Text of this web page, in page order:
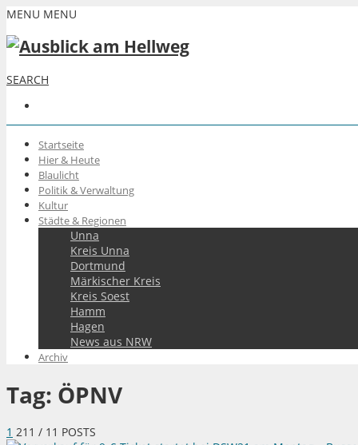
MENU MENU
SEARCH
Startseite
Hier & Heute
Blaulicht
Politik & Verwaltung
Kultur
Städte & Regionen
Unna
Kreis Unna
Dortmund
Märkischer Kreis
Kreis Soest
Hamm
Hagen
News aus NRW
Archiv
Tag: ÖPNV
1 211 / 11 POSTS